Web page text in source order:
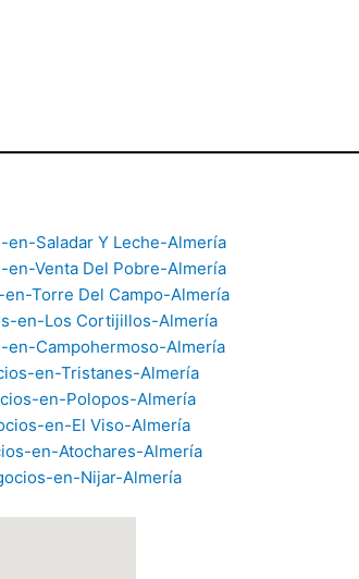
Saladar Y Leche-Almería
Venta Del Pobre-Almería
Torre Del Campo-Almería
en-Los Cortijillos-Almería
Campohermoso-Almería
en-Tristanes-Almería
en-Polopos-Almería
en-El Viso-Almería
en-Atochares-Almería
en-Nijar-Almería